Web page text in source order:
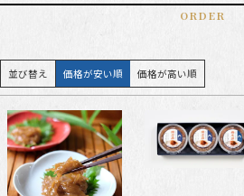
ORDER
並び替え 価格が安い順 価格が高い順